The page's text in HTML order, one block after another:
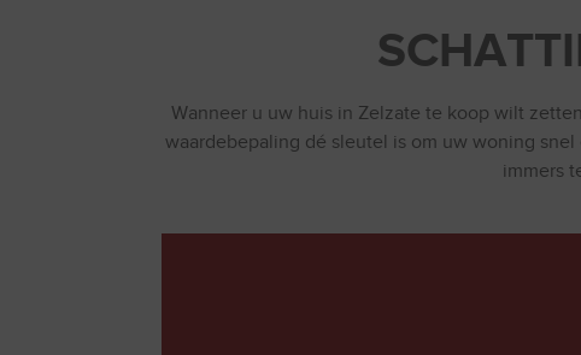
Wanneer u uw huis in Zelzate te koop wilt
waardebepaling dé sleutel is om uw woning
immers